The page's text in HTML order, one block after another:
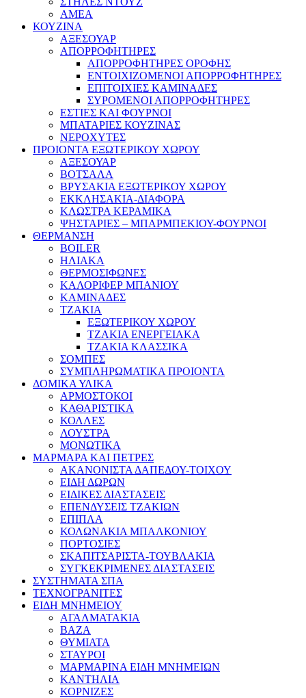
ΑΜΕΑ
ΚΟΥΖΙΝΑ
ΑΞΕΣΟΥΑΡ
ΑΠΟΡΡΟΦΗΤΗΡΕΣ
ΑΠΟΡΡΟΦΗΤΗΡΕΣ ΟΡΟΦΗΣ
ΕΝΤΟΙΧΙΖΟΜΕΝΟΙ ΑΠΟΡΡΟΦΗΤΗΡΕΣ
ΕΠΙΤΟΙΧΙΕΣ ΚΑΜΙΝΑΔΕΣ
ΣΥΡΟΜΕΝΟΙ ΑΠΟΡΡΟΦΗΤΗΡΕΣ
ΕΣΤΙΕΣ ΚΑΙ ΦΟΥΡΝΟΙ
ΜΠΑΤΑΡΙΕΣ ΚΟΥΖΙΝΑΣ
ΝΕΡΟΧΥΤΕΣ
ΠΡΟΙΟΝΤΑ ΕΞΩΤΕΡΙΚΟΥ ΧΩΡΟΥ
ΑΞΕΣΟΥΑΡ
ΒΟΤΣΑΛΑ
ΒΡΥΣΑΚΙΑ ΕΞΩΤΕΡΙΚΟΥ ΧΩΡΟΥ
ΕΚΚΛΗΣΑΚΙΑ-ΔΙΑΦΟΡΑ
ΚΛΩΣΤΡΑ ΚΕΡΑΜΙΚΑ
ΨΗΣΤΑΡΙΕΣ – ΜΠΑΡΜΠΕΚΙΟΥ-ΦΟΥΡΝΟΙ
ΘΕΡΜΑΝΣΗ
BOILER
ΗΛΙΑΚΑ
ΘΕΡΜΟΣΙΦΩΝΕΣ
ΚΑΛΟΡΙΦΕΡ ΜΠΑΝΙΟΥ
ΚΑΜΙΝΑΔΕΣ
ΤΖΑΚΙΑ
ΕΞΩΤΕΡΙΚΟΥ ΧΩΡΟΥ
ΤΖΑΚΙΑ ΕΝΕΡΓΕΙΑΚΑ
ΤΖΑΚΙΑ ΚΛΑΣΣΙΚΑ
ΣΟΜΠΕΣ
ΣΥΜΠΛΗΡΩΜΑΤΙΚΑ ΠΡΟΙΟΝΤΑ
ΔΟΜΙΚΑ ΥΛΙΚΑ
ΑΡΜΟΣΤΟΚΟΙ
ΚΑΘΑΡΙΣΤΙΚΑ
ΚΟΛΛΕΣ
ΛΟΥΣΤΡΑ
ΜΟΝΩΤΙΚΑ
ΜΑΡΜΑΡΑ ΚΑΙ ΠΕΤΡΕΣ
ΑΚΑΝΟΝΙΣΤΑ ΔΑΠΕΔΟΥ-ΤΟΙΧΟΥ
ΕΙΔΗ ΔΩΡΩΝ
ΕΙΔΙΚΕΣ ΔΙΑΣΤΑΣΕΙΣ
ΕΠΕΝΔΥΣΕΙΣ ΤΖΑΚΙΩΝ
ΕΠΙΠΛΑ
ΚΟΛΩΝΑΚΙΑ ΜΠΑΛΚΟΝΙΟΥ
ΠΟΡΤΟΣΙΕΣ
ΣΚΑΠΙΤΣΑΡΙΣΤΑ-ΤΟΥΒΛΑΚΙΑ
ΣΥΓΚΕΚΡΙΜΕΝΕΣ ΔΙΑΣΤΑΣΕΙΣ
ΣΥΣΤΗΜΑΤΑ ΣΠΑ
ΤΕΧΝΟΓΡΑΝΙΤΕΣ
ΕΙΔΗ ΜΝΗΜΕΙΟΥ
ΑΓΑΛΜΑΤΑΚΙΑ
ΒΑΖΑ
ΘΥΜΙΑΤΑ
ΣΤΑΥΡΟΙ
ΜΑΡΜΑΡΙΝΑ ΕΙΔΗ ΜΝΗΜΕΙΩΝ
ΚΑΝΤΗΛΙΑ
ΚΟΡΝΙΖΕΣ